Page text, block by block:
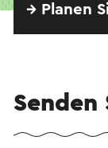
→ Planen
Senden